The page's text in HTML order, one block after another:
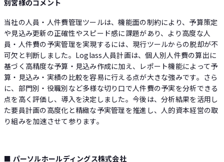
別宮様のコメント
当社の人員・人件費管理ツールは、機能面の制約により、予算策定
や見込み更新の正確性やスピード感に課題があり、より高度な人
員・人件費の予実管理を実現するには、現行ツールからの脱却が不
可欠と判断しました。Loglass人員計画は、個人別人件費の算出に
基づく高精度な予算・見込み作成に加え、レポート機能によって予
算・見込み・実績の比較を容易に行える点が大きな強みです。さら
に、部門別・役職別など多様な切り口で人件費の予実を分析できる
点を高く評価し、導入を決定しました。今後は、分析結果を活用し
た要員計画の高度化と精緻な予実管理を推進し、人的資本経営の取
り組みを加速させて参ります。
■ パーソルホールディングス株式会社